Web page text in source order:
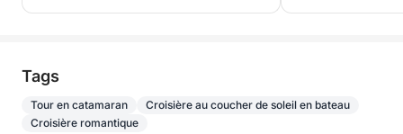
Tags
Tour en catamaran
Croisière au coucher de soleil en bateau
Croisière romantique